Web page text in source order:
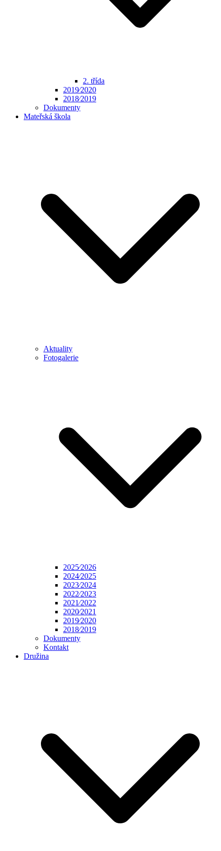
2. třída
2019⁄2020
2018⁄2019
Dokumenty
Mateřská škola
Aktuality
Fotogalerie
2025⁄2026
2024⁄2025
2023⁄2024
2022⁄2023
2021⁄2022
2020⁄2021
2019⁄2020
2018⁄2019
Dokumenty
Kontakt
Družina